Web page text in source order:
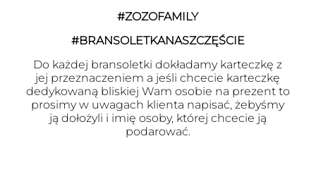
#ZOZOFAMILY
#BRANSOLETKANASZCZĘŚCIE
Do każdej bransoletki dokładamy karteczkę z
jej przeznaczeniem a jeśli chcecie karteczkę
dedykowaną bliskiej Wam osobie na prezent to
prosimy w uwagach klienta napisać, żebyśmy
ją dołożyli i imię osoby, której chcecie ją
podarować.